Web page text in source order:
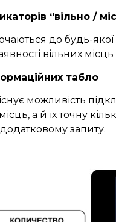
“вільно /
до будь-
вільних місць
табло
можливість
а й їх точну
запиту.